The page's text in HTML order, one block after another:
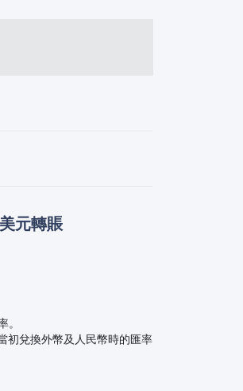
元轉賬
。
初兌換外幣及人民幣時的匯率